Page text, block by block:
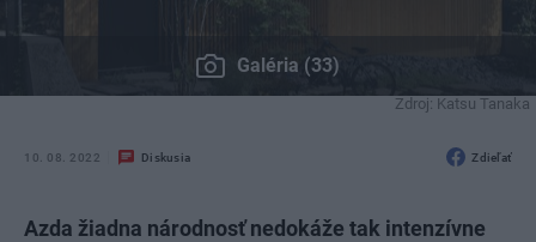
Galéria (33)
Zdroj: Katsu Tanaka
10. 08. 2022 Diskusia Zdieľať
Azda žiadna národnosť nedokáže tak intenzívne